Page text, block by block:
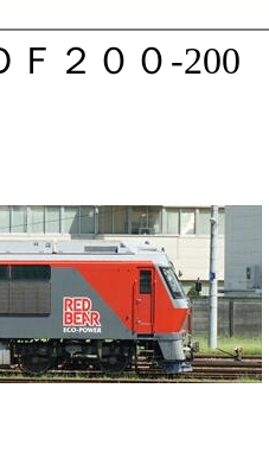
Ｆ２００-200